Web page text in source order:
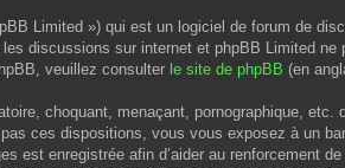
Limited ») qui est un logiciel de forum de
discussions sur internet et phpBB Limited
veuillez consulter le site de phpBB (en
choquant, menaçant, pornographique,
ces dispositions, vous vous exposez à un
est enregistrée afin d’aider au renforcement